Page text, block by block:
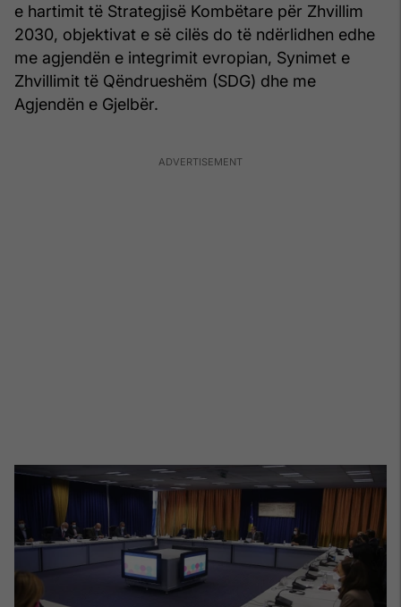
e hartimit të Strategjisë Kombëtare për Zhvillim
2030, objektivat e së cilës do të ndërlidhen edhe
me agjendën e integrimit evropian, Synimet e
Zhvillimit të Qëndrueshëm (SDG) dhe me
Agjendën e Gjelbër.